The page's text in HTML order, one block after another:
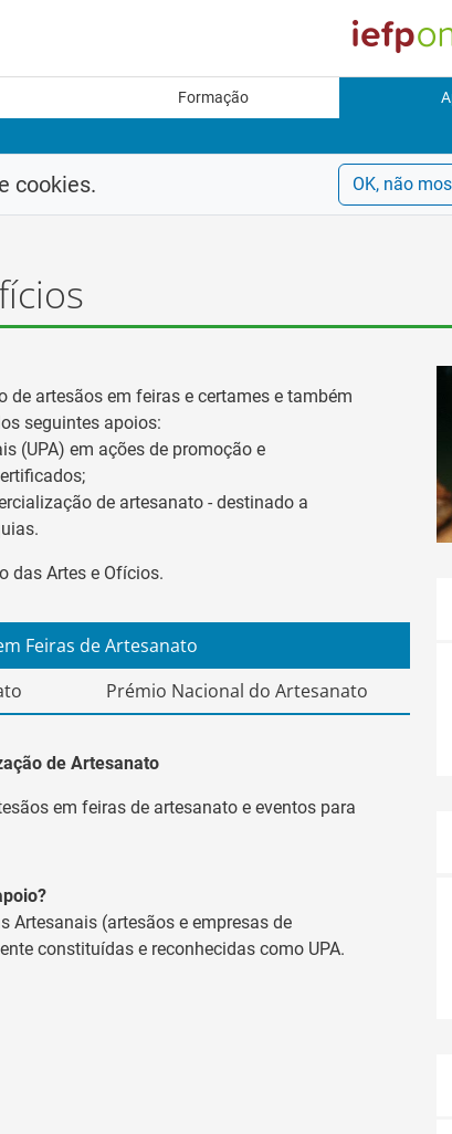
Formação
cookies. OK, não
artesãos em feiras e certames e também
seguintes apoios:
(UPA) em ações de promoção e
de artesanato - destinado a
das Artes e Ofícios.
Feiras de Artesanato
Prémio Nacional do Artesanato
de Artesanato
em feiras de artesanato e eventos para
Artesanais (artesãos e empresas de
constituídas e reconhecidas como UPA.